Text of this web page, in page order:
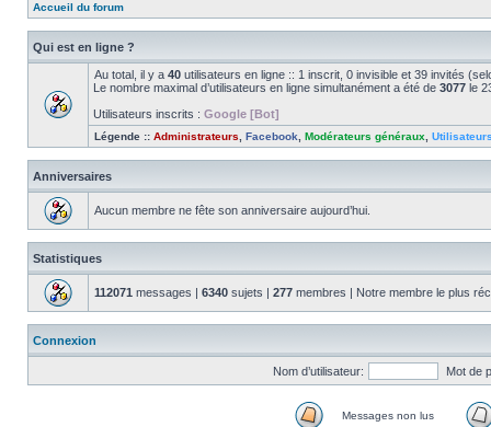
Accueil du forum
Qui est en ligne ?
Au total, il y a 40 utilisateurs en ligne :: 1 inscrit, 0 invisible et 39 invités
Le nombre maximal d’utilisateurs en ligne simultanément a été de 3077 le
Utilisateurs inscrits : Google [Bot]
Légende :: Administrateurs Facebook Modérateurs généraux
Anniversaires
Aucun membre ne fête son anniversaire aujourd’hui.
Statistiques
112071 messages | 6340 sujets | 277 membres | Notre membre le plus
Connexion
Nom d’utilisateur: Mot de
Messages non lus